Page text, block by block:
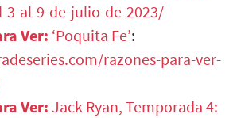
3-al-9-de-julio-de-2023/
Ver: ‘Poquita Fe’:
razones-para-ver-
Ver: Jack Ryan, Temporada 4: